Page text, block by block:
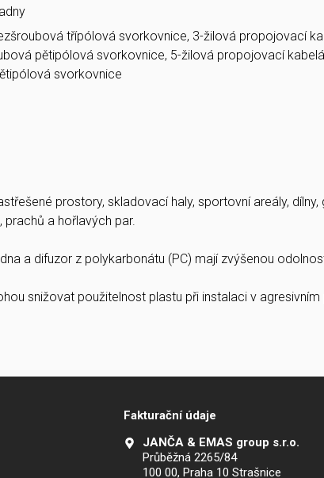
třípólová svorkovnice, 3-žilová propojovací
pětipólová svorkovnice, 5-žilová propojovací
svorkovnice
prostory, skladovací haly, sportovní areály,
a hořlavých par.
a difuzor z polykarbonátu (PC) mají zvýšenou
snižovat použitelnost plastu při instalaci v agresivním
Fakturační údaje
JANČA & EMAS group s.r.o.
Průběžná 2265/84
100 00, Praha 10 Strašnice